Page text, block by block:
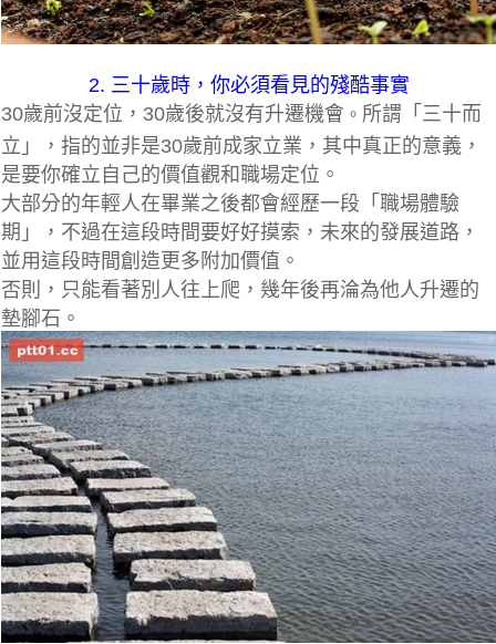
2. 三十歲時，你必須看見的殘酷事實
30歲前沒定位，30歲後就沒有升遷機會 。 所謂「三十而
立」，指的並非是30歲前成家立業，其中真正的意義，
是要你確立自己的價值觀和職場定位。
大部分的年輕人在畢業之後都會經歷一段「職場體驗
期」，不過在這段時間要好好摸索，未來的發展道路，
並用這段時間創造更多附加價值。
否則，只能看著別人往上爬，幾年後再淪為他人升遷的
墊腳石。